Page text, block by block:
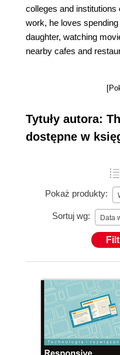
colleges and
work, he loves
daughter, watching
nearby cafes and
Tytuły autora:
dostępne w
Pokaż produkty:
Sortuj wg: Data